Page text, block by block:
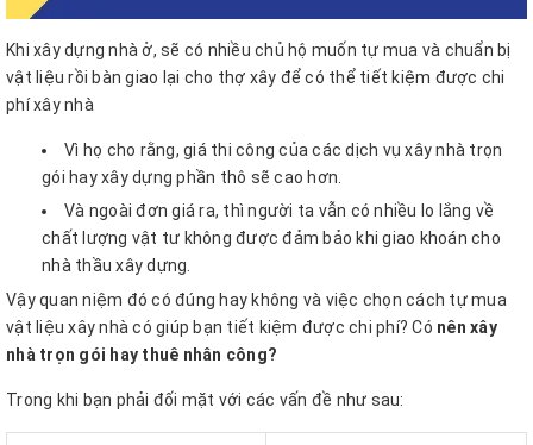
Khi xây dựng nhà ở, sẽ có nhiều chủ hộ muốn tự mua và chuẩn bị
vật liệu rồi bàn giao lại cho thợ xây để có thể tiết kiệm được chi
phí xây nhà
Vì họ cho rằng, giá thi công của các dịch vụ xây nhà trọn
gói hay xây dựng phần thô sẽ cao hơn.
Và ngoài đơn giá ra, thì người ta vẫn có nhiều lo lắng về
chất lượng vật tư không được đảm bảo khi giao khoán cho
nhà thầu xây dựng.
Vậy quan niệm đó có đúng hay không và việc chọn cách tự mua
vật liệu xây nhà có giúp bạn tiết kiệm được chi phí? Có nên xây
nhà trọn gói hay thuê nhân công?
Trong khi bạn phải đối mặt với các vấn đề như sau: